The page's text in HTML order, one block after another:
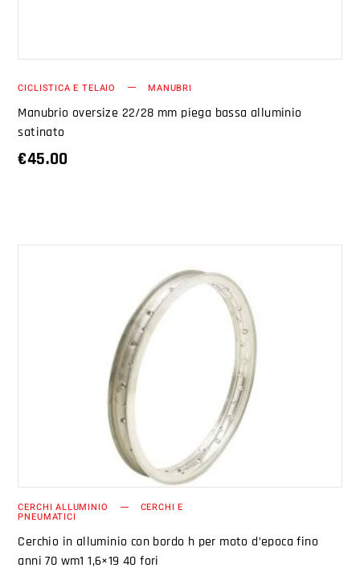
CICLISTICA E TELAIO MANUBRI
Manubrio oversize 22/28 mm piega bassa alluminio
satinato
€45.00
AGGIUNGI AL CARRELLO
CERCHI ALLUMINIO CERCHI E
PNEUMATICI
Cerchio in alluminio con bordo h per moto d’epoca fino
anni 70 wm1 1,6×19 40 fori